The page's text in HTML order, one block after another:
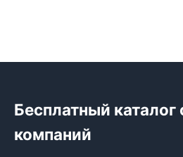
Бесплатный каталог
компаний